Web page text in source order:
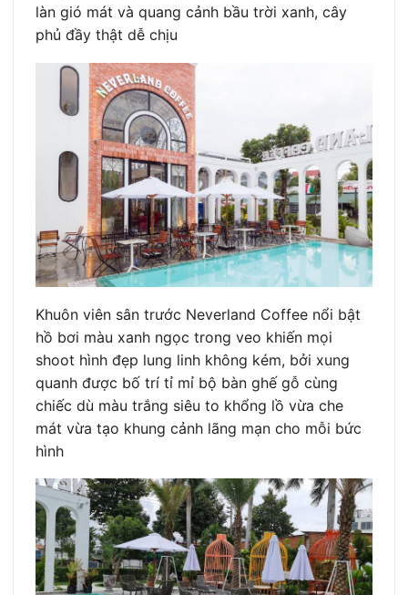
làn gió mát và quang cảnh bầu trời xanh, cây
phủ đầy thật dễ chịu
Khuôn viên sân trước Neverland Coffee nổi bật
hồ bơi màu xanh ngọc trong veo khiến mọi
shoot hình đẹp lung linh không kém, bởi xung
quanh được bố trí tỉ mỉ bộ bàn ghế gỗ cùng
chiếc dù màu trắng siêu to khổng lồ vừa che
mát vừa tạo khung cảnh lãng mạn cho mỗi bức
hình